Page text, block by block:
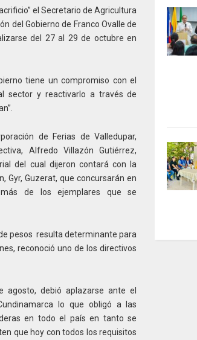
el Secretario de Agricultura
del Gobierno de Franco Ovalle de
del 27 al 29 de octubre en
tiene un compromiso con el
sector y reactivarlo a través de
de Ferias de Valledupar,
Alfredo Villazón Gutiérrez,
del cual dijeron contará con la
Gyr, Guzerat, que concursarán en
de los ejemplares que se
pesos resulta determinante para
reconoció uno de los directivos
agosto, debió aplazarse ante el
lo que obligó a las
en todo el país en tanto se
que hoy con todos los requisitos